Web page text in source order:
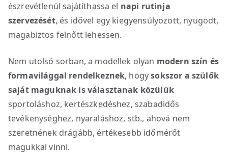
észrevétlenül sajátíthassa el napi rutinja
szervezését, és idővel egy kiegyensúlyozott, nyugodt,
magabiztos felnőtt lehessen.
Nem utolsó sorban, a modellek olyan modern szín és
formavilággal rendelkeznek, hogysokszor a szülők
saját maguknak is választanak közülük
sportoláshoz, kertészkedéshez, szabadidős
tevékenységhez, nyaraláshoz, stb., ahová nem
szeretnének drágább, értékesebb időmérőt
magukkal vinni.